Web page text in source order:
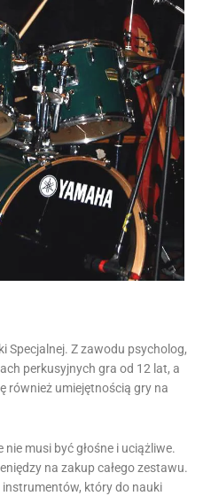
Specjalnej. Z zawodu psycholog,
perkusyjnych gra od 12 lat, a
również umiejętnością gry na
musi być głośne i uciążliwe.
na zakup całego zestawu.
instrumentów, który do nauki